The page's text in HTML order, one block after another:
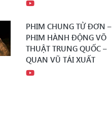
PHIM CHUNG TỬ ĐƠN –
PHIM HÀNH ĐỘNG VÕ
THUẬT TRUNG QUỐC –
QUAN VŨ TÁI XUẤT